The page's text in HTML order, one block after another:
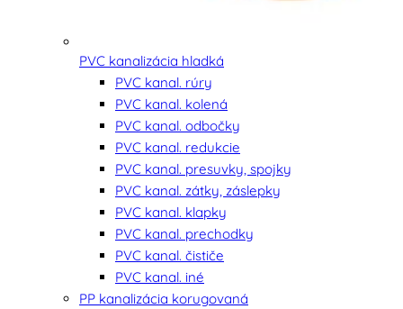
PVC kanalizácia hladká
PVC kanal. rúry
PVC kanal. kolená
PVC kanal. odbočky
PVC kanal. redukcie
PVC kanal. presuvky, spojky
PVC kanal. zátky, záslepky
PVC kanal. klapky
PVC kanal. prechodky
PVC kanal. čističe
PVC kanal. iné
PP kanalizácia korugovaná